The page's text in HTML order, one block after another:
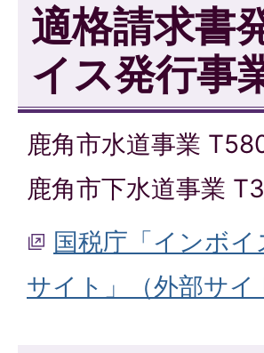
適格請求書
イス発行事
鹿角市水道事業
鹿角市下水道事業
国税庁「インボ
サイト」（外部サイ